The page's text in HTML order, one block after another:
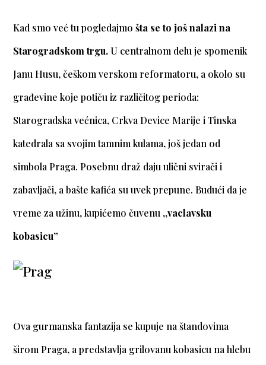
Kad smo već tu pogledajmo šta se to još nalazi na
Starogradskom trgu. U centralnom delu je spomenik
Janu Husu, češkom verskom reformatoru, a okolo su
građevine koje potiču iz različitog perioda:
Starogradska većnica, Crkva Device Marije i Tinska
katedrala sa svojim tamnim kulama, još jedan od
simbola Praga. Posebnu draž daju ulični svirači i
zabavljači, a bašte kafića su uvek prepune. Budući da je
vreme za užinu, kupićemo čuvenu ,,vaclavsku
kobasicu”
Ova gurmanska fantazija se kupuje na štandovima
širom Praga, a predstavlja grilovanu kobasicu na hlebu